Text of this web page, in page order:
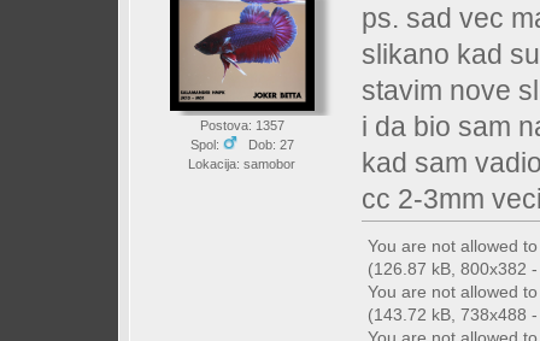
Postova: 1357
Spol:
Dob: 27
Lokacija: samobor
ps. sad vec
slikano kad
stavim nove
i da bio sam
kad sam
cc 2-3mm
You are not allowed
(126.87 kB, 800x382
You are not allowed
(143.72 kB, 738x488
You are not allowed